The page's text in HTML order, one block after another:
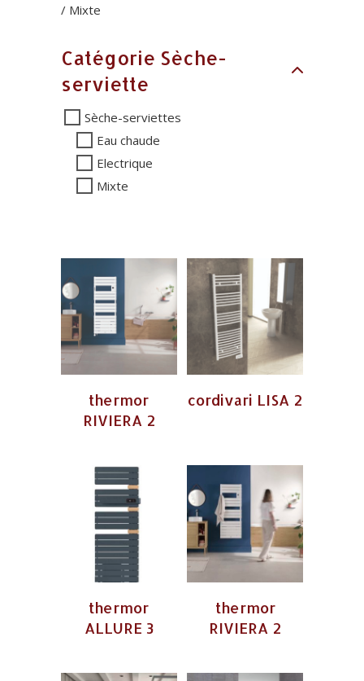
/ Mixte
Catégorie Sèche-
serviette
Sèche-serviettes
Eau chaude
Electrique
Mixte
thermor
RIVIERA 2
cordivari LISA 2
thermor
ALLURE 3
thermor
RIVIERA 2